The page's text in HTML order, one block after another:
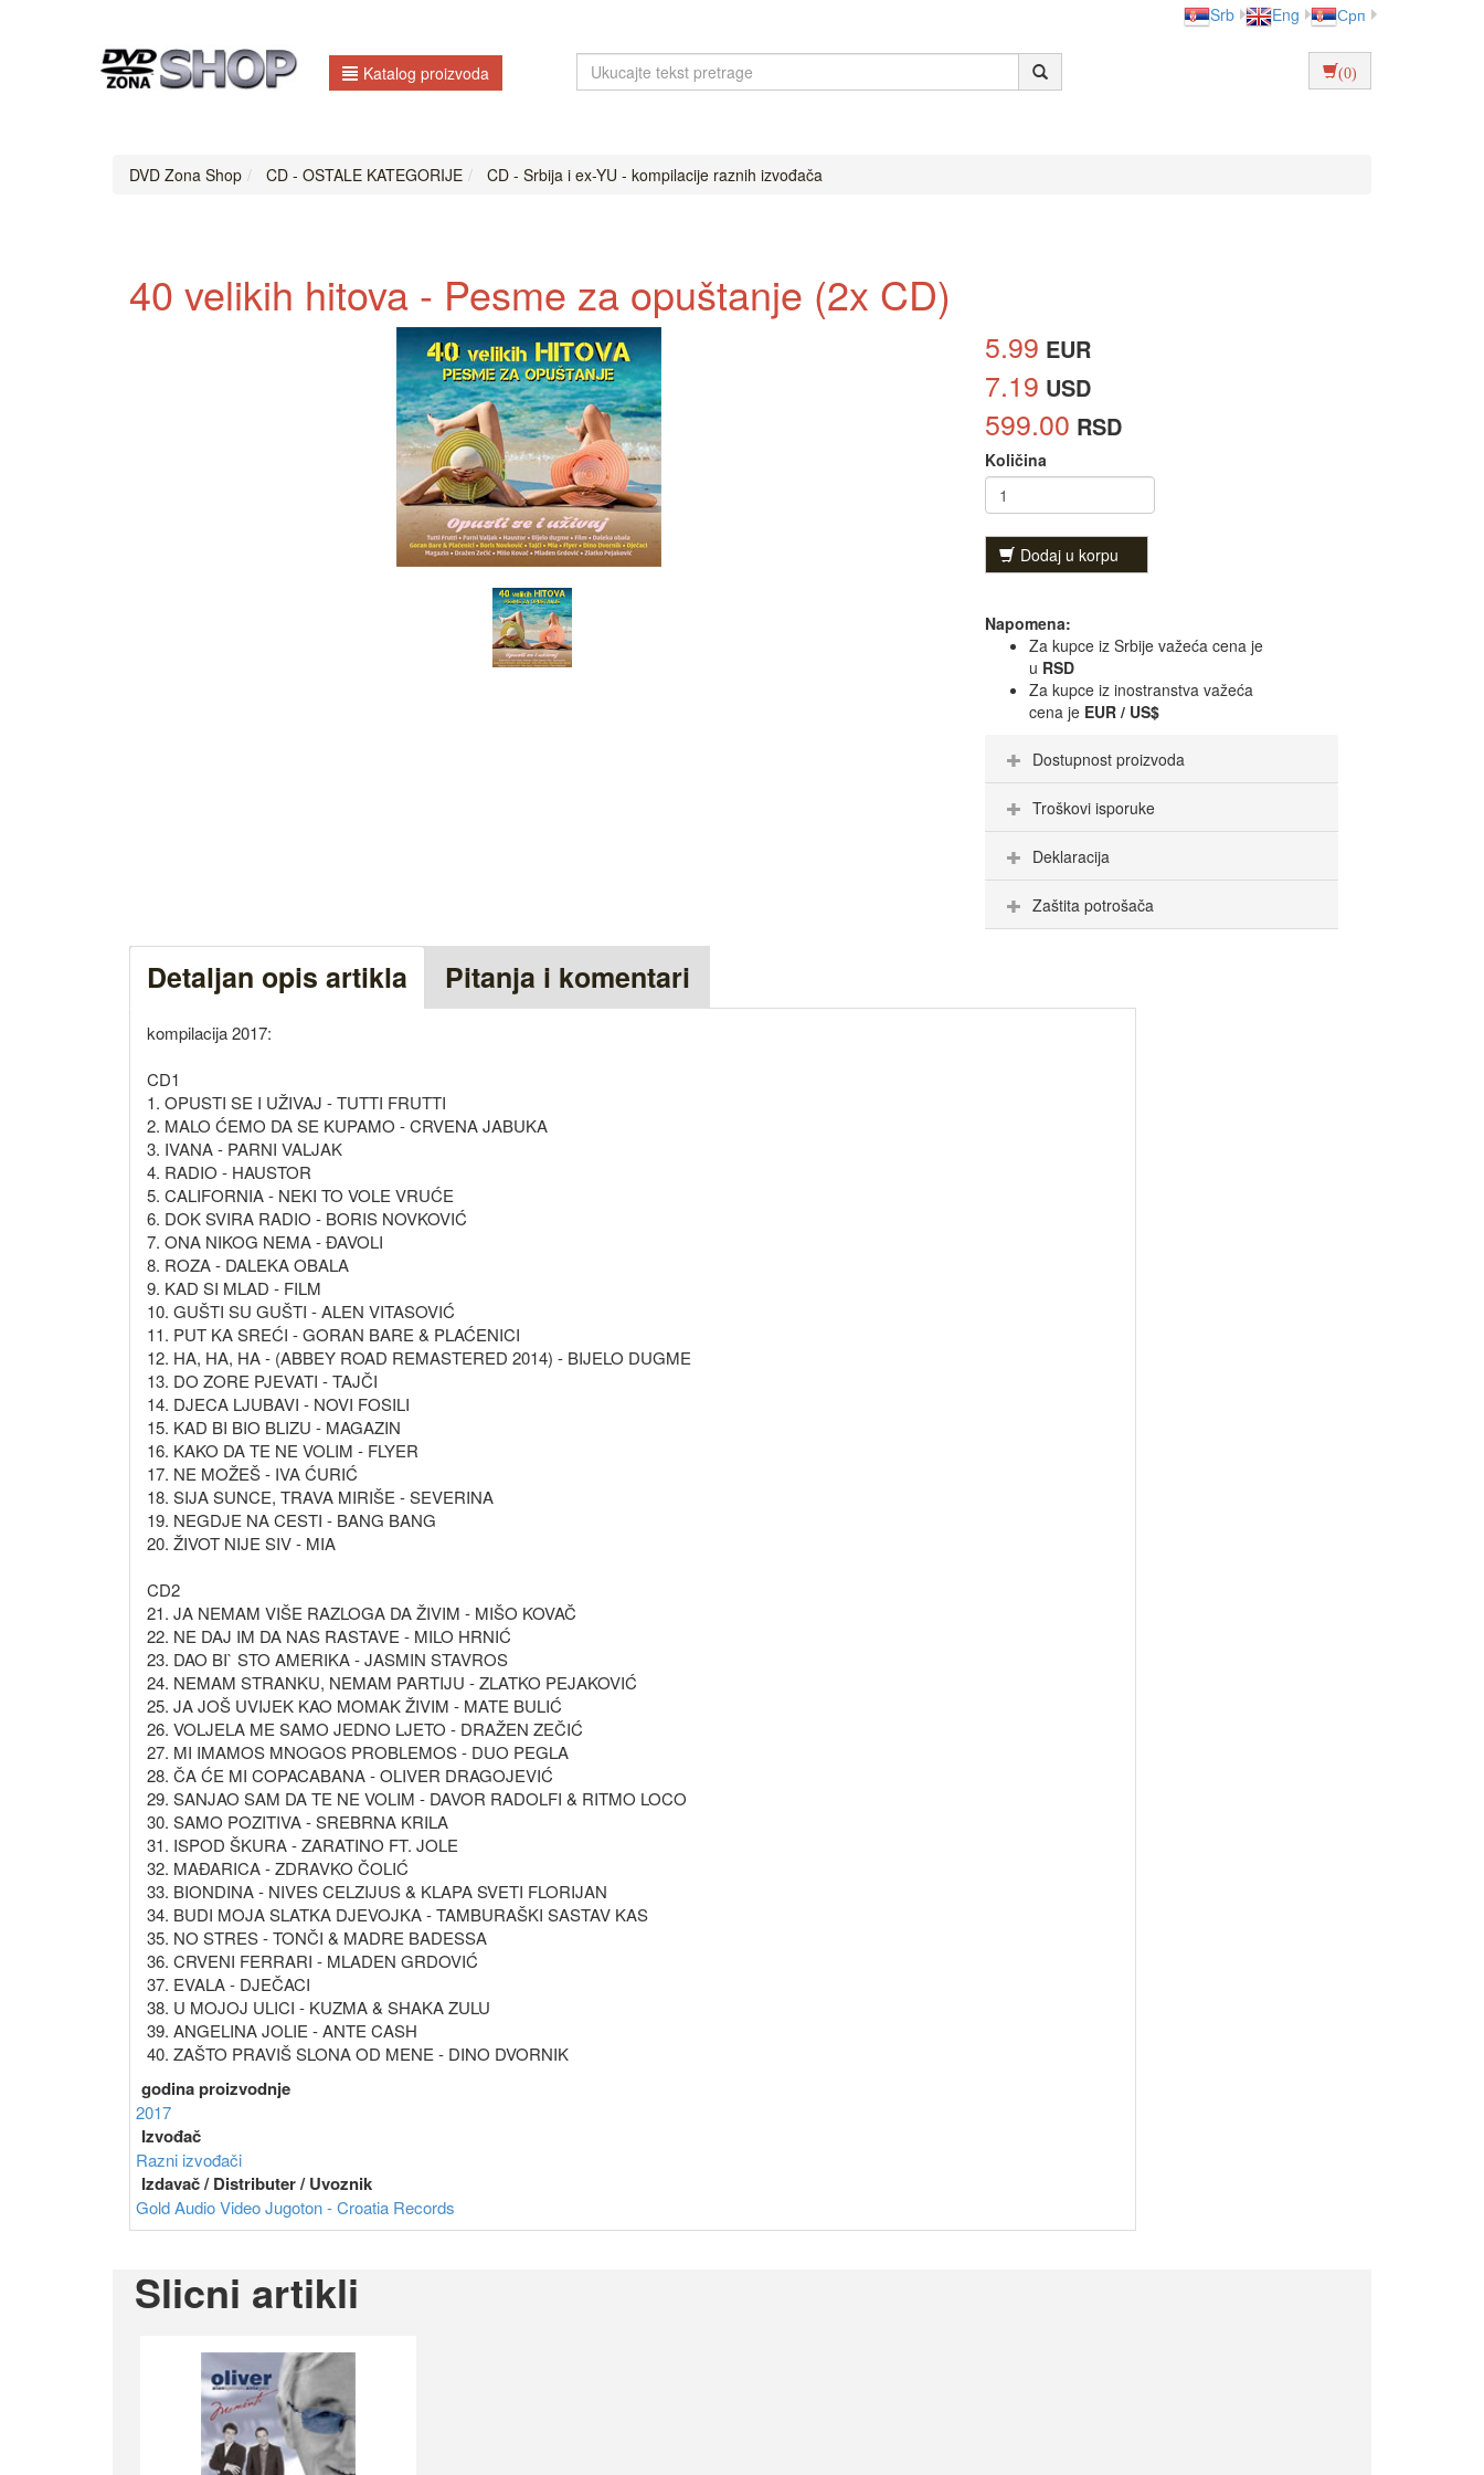
Srb Eng Срп
Katalog proizvoda (0)
DVD Zona Shop CD - OSTALE KATEGORIJE CD - Srbija i ex-YU - kompilacije raznih izvođača
40 velikih hitova - Pesme za opuštanje (2x CD)
5.99 EUR
7.19 USD
599.00 RSD
Količina
Dodaj u korpu
Napomena:
Za kupce iz Srbije važeća cena je
u RSD
Za kupce iz inostranstva važeća
cena je EUR / US$
Dostupnost proizvoda
Troškovi isporuke
Deklaracija
Zaštita potrošača
Detaljan opis artikla Pitanja i komentari
kompilacija 2017:
CD1
1. OPUSTI SE I UŽIVAJ - TUTTI FRUTTI
2. MALO ĆEMO DA SE KUPAMO - CRVENA JABUKA
3. IVANA - PARNI VALJAK
4. RADIO - HAUSTOR
5. CALIFORNIA - NEKI TO VOLE VRUĆE
6. DOK SVIRA RADIO - BORIS NOVKOVIĆ
7. ONA NIKOG NEMA - ĐAVOLI
8. ROZA - DALEKA OBALA
9. KAD SI MLAD - FILM
10. GUŠTI SU GUŠTI - ALEN VITASOVIĆ
11. PUT KA SREĆI - GORAN BARE & PLAĆENICI
12. HA, HA, HA - (ABBEY ROAD REMASTERED 2014) - BIJELO DUGME
13. DO ZORE PJEVATI - TAJČI
14. DJECA LJUBAVI - NOVI FOSILI
15. KAD BI BIO BLIZU - MAGAZIN
16. KAKO DA TE NE VOLIM - FLYER
17. NE MOŽEŠ - IVA ĆURIĆ
18. SIJA SUNCE, TRAVA MIRIŠE - SEVERINA
19. NEGDJE NA CESTI - BANG BANG
20. ŽIVOT NIJE SIV - MIA
CD2
21. JA NEMAM VIŠE RAZLOGA DA ŽIVIM - MIŠO KOVAČ
22. NE DAJ IM DA NAS RASTAVE - MILO HRNIĆ
23. DAO BI` STO AMERIKA - JASMIN STAVROS
24. NEMAM STRANKU, NEMAM PARTIJU - ZLATKO PEJAKOVIĆ
25. JA JOŠ UVIJEK KAO MOMAK ŽIVIM - MATE BULIĆ
26. VOLJELA ME SAMO JEDNO LJETO - DRAŽEN ZEČIĆ
27. MI IMAMOS MNOGOS PROBLEMOS - DUO PEGLA
28. ČA ĆE MI COPACABANA - OLIVER DRAGOJEVIĆ
29. SANJAO SAM DA TE NE VOLIM - DAVOR RADOLFI & RITMO LOCO
30. SAMO POZITIVA - SREBRNA KRILA
31. ISPOD ŠKURA - ZARATINO FT. JOLE
32. MAĐARICA - ZDRAVKO ČOLIĆ
33. BIONDINA - NIVES CELZIJUS & KLAPA SVETI FLORIJAN
34. BUDI MOJA SLATKA DJEVOJKA - TAMBURAŠKI SASTAV KAS
35. NO STRES - TONČI & MADRE BADESSA
36. CRVENI FERRARI - MLADEN GRDOVIĆ
37. EVALA - DJEČACI
38. U MOJOJ ULICI - KUZMA & SHAKA ZULU
39. ANGELINA JOLIE - ANTE CASH
40. ZAŠTO PRAVIŠ SLONA OD MENE - DINO DVORNIK
godina proizvodnje
2017
Izvođač
Razni izvođači
Izdavač / Distributer / Uvoznik
Gold Audio VideoJugoton - Croatia Records
Slicni artikli